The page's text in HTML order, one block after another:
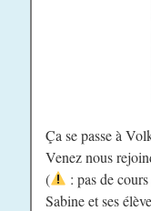
Ça se passe à
Venez nous
(
: pas de
Sabine et ses